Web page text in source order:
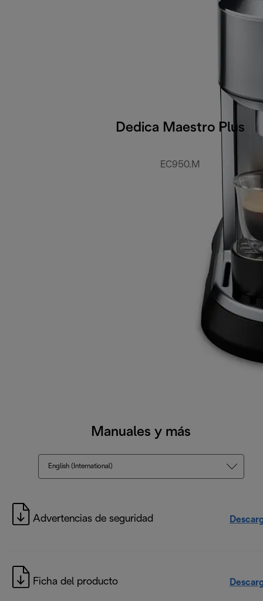
Dedica Maestro Plus
EC950.M
Manuales y más
English (International)
Advertencias de seguridad
Ficha del producto